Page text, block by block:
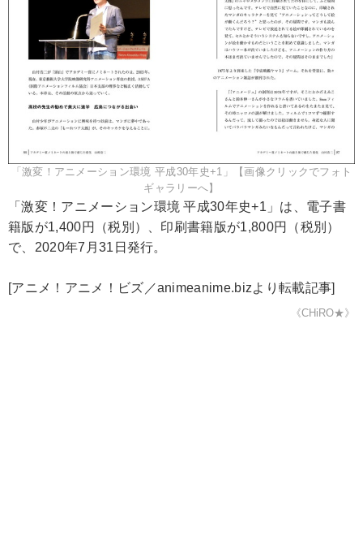
「激変！アニメーション環境 平成30年史+1」【画像クリックでフォト
ギャラリーへ】
「激変！アニメーション環境 平成30年史+1」は、電子書
籍版が1,400円（税別）、印刷書籍版が1,800円（税別）
で、2020年7月31日発行。
[アニメ！アニメ！ビズ／animeanime.bizより転載記事]
《CHiRO★》